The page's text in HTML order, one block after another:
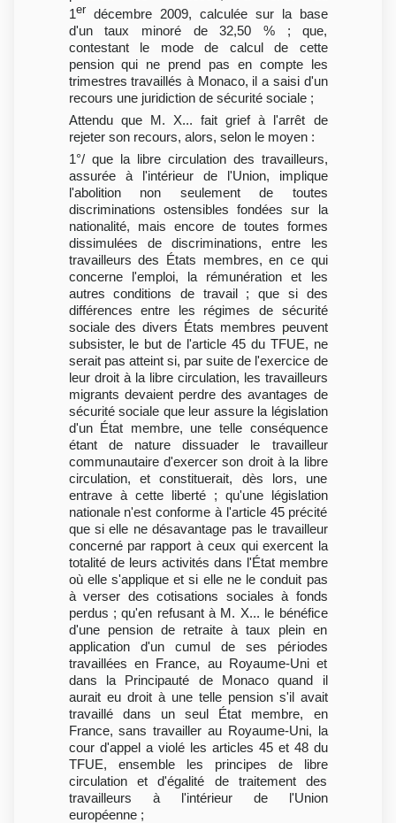
1er
décembre 2009, calculée sur la base
d'un taux minoré de 32,50 % ; que,
contestant le mode de calcul de cette
pension qui ne prend pas en compte les
trimestres travaillés à Monaco, il a saisi d'un
recours une juridiction de sécurité sociale ;
Attendu que M. X... fait grief à l'arrêt de
rejeter son recours, alors, selon le moyen :
1°/ que la libre circulation des travailleurs,
assurée à l'intérieur de l'Union, implique
l'abolition non seulement de toutes
discriminations ostensibles fondées sur la
nationalité, mais encore de toutes formes
dissimulées de discriminations, entre les
travailleurs des États membres, en ce qui
concerne l'emploi, la rémunération et les
autres conditions de travail ; que si des
différences entre les régimes de sécurité
sociale des divers États membres peuvent
subsister, le but de l'article 45 du TFUE, ne
serait pas atteint si, par suite de l'exercice de
leur droit à la libre circulation, les travailleurs
migrants devaient perdre des avantages de
sécurité sociale que leur assure la législation
d'un État membre, une telle conséquence
étant de nature dissuader le travailleur
communautaire d'exercer son droit à la libre
circulation, et constituerait, dès lors, une
entrave à cette liberté ; qu'une législation
nationale n'est conforme à l'article 45 précité
que si elle ne désavantage pas le travailleur
concerné par rapport à ceux qui exercent la
totalité de leurs activités dans l'État membre
où elle s'applique et si elle ne le conduit pas
à verser des cotisations sociales à fonds
perdus ; qu'en refusant à M. X... le bénéfice
d'une pension de retraite à taux plein en
application d'un cumul de ses périodes
travaillées en France, au Royaume-Uni et
dans la Principauté de Monaco quand il
aurait eu droit à une telle pension s'il avait
travaillé dans un seul État membre, en
France, sans travailler au Royaume-Uni, la
cour d'appel a violé les articles 45 et 48 du
TFUE, ensemble les principes de libre
circulation et d'égalité de traitement des
travailleurs à l'intérieur de l'Union
européenne ;